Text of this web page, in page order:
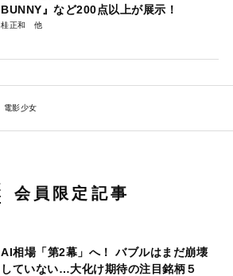
BUNNY』など200点以上が展示！
桂正和
電影少女
会員限定記事
AI相場「第2幕」へ！ バブルはまだ崩壊
していない…大化け期待の注目銘柄５